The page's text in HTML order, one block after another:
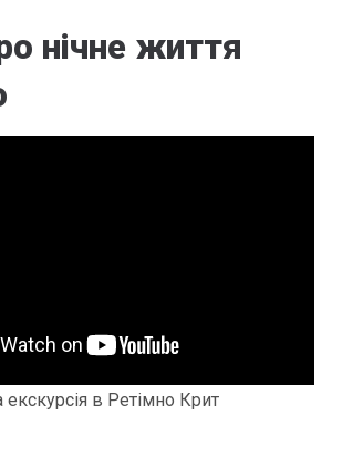
нічне життя
екскурсія в Ретімно Крит